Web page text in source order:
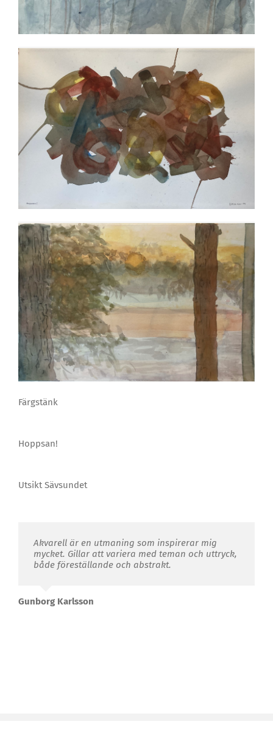
Färgstänk
Hoppsan!
Utsikt Sävsundet
Akvarell är en utmaning som inspirerar mig
mycket. Gillar att variera med teman och uttryck,
både föreställande och abstrakt.
Gunborg Karlsson